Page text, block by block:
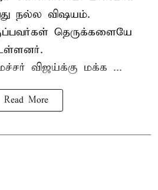
நல்ல விஷயம்.
தெருக்களையே
விஜய்க்கு மக்க ...
Read More